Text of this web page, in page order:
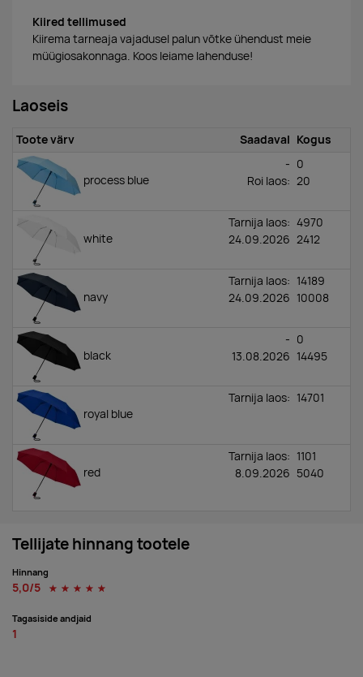
Kiired tellimused
Kiirema tarneaja vajadusel palun võtke ühendust meie
müügiosakonnaga. Koos leiame lahenduse!
Laoseis
Toote värv Saadaval Kogus
process blue
-
Roi laos:
0
20
white
Tarnija laos:
24.09.2026
4970
2412
navy
Tarnija laos:
24.09.2026
14189
10008
black
-
13.08.2026
0
14495
royal blue
Tarnija laos: 14701
red
Tarnija laos:
8.09.2026
1101
5040
Tellijate hinnang tootele
Hinnang
5,0/5 ☆
☆
☆
☆
☆
Tagasiside andjaid
1